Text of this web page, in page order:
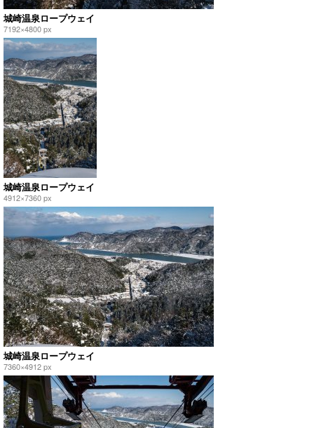
城崎温泉ロープウェイ
7192×4800 px
城崎温泉ロープウェイ
4912×7360 px
城崎温泉ロープウェイ
7360×4912 px